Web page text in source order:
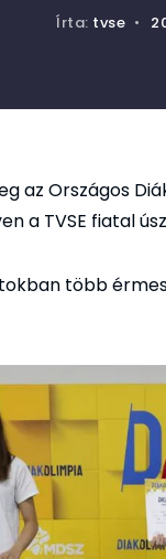
Írta: tvse •
az Országos
a TVSE fiatal
több